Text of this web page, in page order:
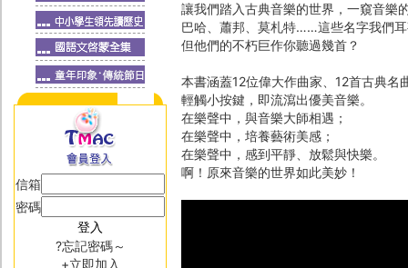
信箱
密碼
?忘記密碼～
+立即加入
讓我們踏入古典音樂的世界，一窺音樂
巴哈、蕭邦、莫札特……這些名字我們
但他們的不朽巨作你聽過幾首？
本書涵蓋12位偉大作曲家、12首古典名
輕觸小按鍵，即流瀉出優美音樂。
在樂聲中，與音樂大師相遇；
在樂聲中，培養藝術美感；
在樂聲中，感到平靜、放鬆與快樂。
啊！原來音樂的世界如此美妙！